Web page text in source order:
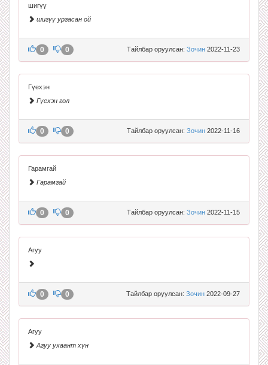
шигүү
шигүү ургасан ой
Тайлбар оруулсан: Зочин 2022-11-23
0 0
Гүехэн
Гүехэн гол
Тайлбар оруулсан: Зочин 2022-11-16
0 0
Гарамгай
Гарамгай
Тайлбар оруулсан: Зочин 2022-11-15
0 0
Агуу
Тайлбар оруулсан: Зочин 2022-09-27
0 0
Агуу
Агуу ухаант хүн